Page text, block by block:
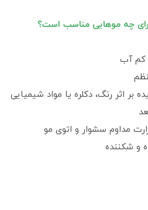
چه موهایی مناسب است؟
کم‌ آب
بر اثر رنگ، دکلره یا مواد شیمیایی
مداوم سشوار و اتوی مو
و شکننده